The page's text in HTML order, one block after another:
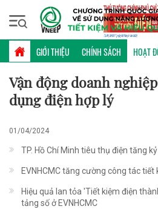
GIỚI THIỆU CHÍNH SÁCH HOẠT
Chủ nhật, 09/08/2026 | 06:28 GMT+7
HOẠT
Vận động doanh
dụng điện hợp lý
01/04/2024
TP. Hồ Chí Minh tiêu thụ điện tăng
EVNHCMC tăng cường công tác
Hiệu quả lan tỏa 'Tiết kiệm điện
tảng số ở EVNHCMC